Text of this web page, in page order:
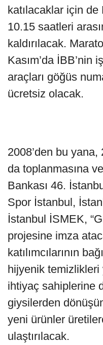
katılacaklar için
10.15 saatleri
kaldırılacak.
Kasım’da İBB’nin
araçları göğüs
ücretsiz olacak.
2008’den bu yana,
da toplanmasına
Bankası 46.
Spor İstanbul,
İstanbul İSMEK,
projesine imza
katılımcılarının
hijyenik temizlikleri
ihtiyaç sahiplerine
giysilerden
yeni ürünler
ulaştırılacak.